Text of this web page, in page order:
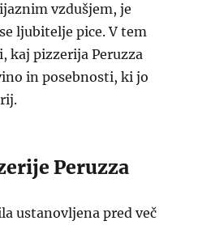
vzdušjem, je
ljubitelje pice. V tem
kaj pizzerija Peruzza
in posebnosti, ki jo
Peruzza
ustanovljena pred več